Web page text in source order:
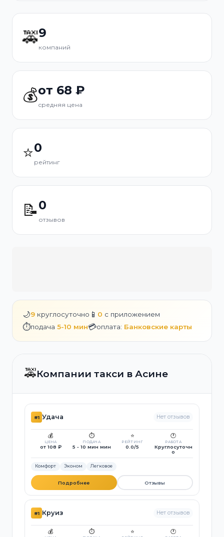
🚕9
компаний
💰от 68 ₽
средняя цена
⭐0
рейтинг
📝0
отзывов
🌙9 круглосуточно 📱 0 с приложением
⏱️подача 5-10 мин💳оплата: Банковские карты
🚕Компании такси в Асине
#1 Удача Нет отзывов
💰
ЦЕНА
от 108 ₽
⏱️
ПОДАЧА
5 - 10 мин мин
⭐
РЕЙТИНГ
0.0/5
🕐
РАБОТА
Круглосуточн
о
Комфорт Эконом Легковое
Подробнее Отзывы
#1 Круиз Нет отзывов
💰 ⏱️ ⭐ 🕐